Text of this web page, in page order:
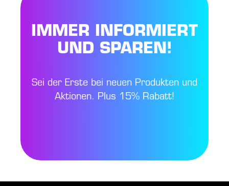
IMMER INFORMIERT
UND SPAREN!
Sei der Erste bei neuen Produkten und
Aktionen. Plus 15% Rabatt!